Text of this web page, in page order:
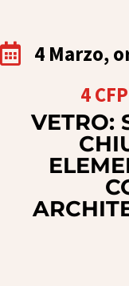
4 Marzo,
4
VETRO: